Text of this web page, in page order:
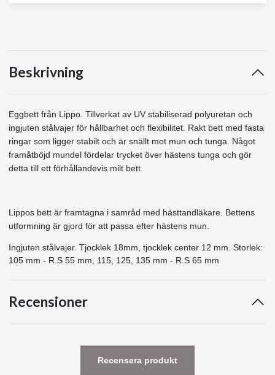
Beskrivning
Eggbett från Lippo. Tillverkat av UV stabiliserad polyuretan och
ingjuten stålvajer för hållbarhet och flexibilitet. Rakt bett med fasta
ringar som ligger stabilt och är snällt mot mun och tunga. Något
framåtböjd mundel fördelar trycket över hästens tunga och gör
detta till ett förhållandevis milt bett.
Lippos bett är framtagna i samråd med hästtandläkare. Bettens
utformning är gjord för att passa efter hästens mun.
Ingjuten stålvajer. Tjocklek 18mm, tjocklek center 12 mm. Storlek:
105 mm - R.S 55 mm, 115, 125, 135 mm - R.S 65 mm
Recensioner
Recensera produkt